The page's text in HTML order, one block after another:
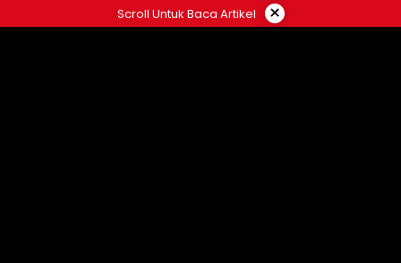
ke
Scroll Untuk Baca Artikel ×